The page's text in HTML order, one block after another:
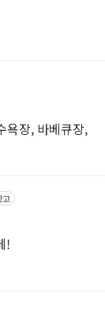
욕장, 바베큐장,
고
!